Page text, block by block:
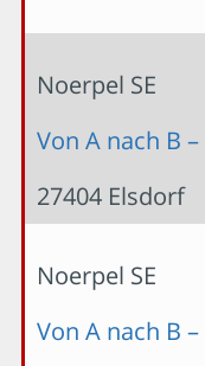
Noerpel SE
Von A nach B
27404 Elsdorf
Noerpel SE
Von A nach B